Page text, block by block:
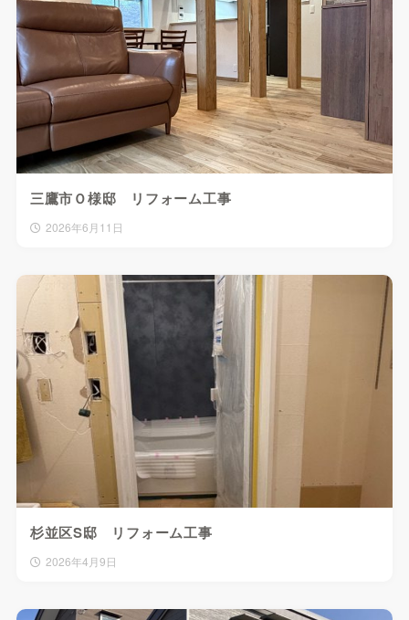
三鷹市Ｏ様邸 リフォーム工事
2026年6月11日
杉並区S邸 リフォーム工事
2026年4月9日